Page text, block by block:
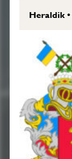
Heraldik•